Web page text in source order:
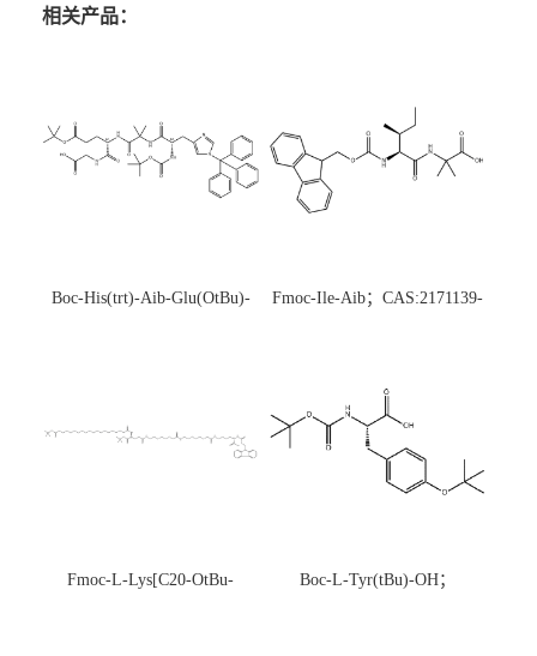
相关产品：
Boc-His(trt)-Aib-Glu(OtBu)-
Fmoc-Ile-Aib；CAS:2171139-
Fmoc-L-Lys[C20-OtBu-
Boc-L-Tyr(tBu)-OH；